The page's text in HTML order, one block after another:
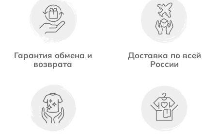
Гарантия обмена и
возврата
Доставка по всей
России